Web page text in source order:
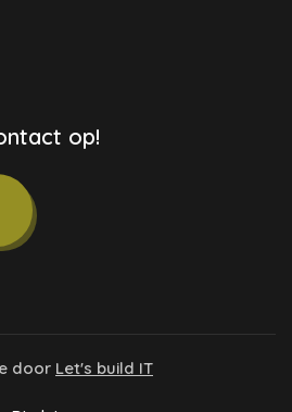
op!
door Let's build IT